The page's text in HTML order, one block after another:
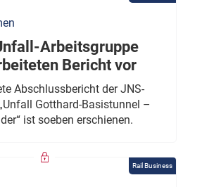
Arbeitsgruppe
Bericht vor
Abschlussbericht der JNS-
Gotthard-Basistunnel –
ist soeben erschienen.
Rail Business